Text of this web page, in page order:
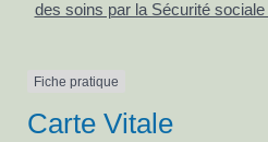
des soins par la Sécurité sociale
Fiche pratique
Carte Vitale